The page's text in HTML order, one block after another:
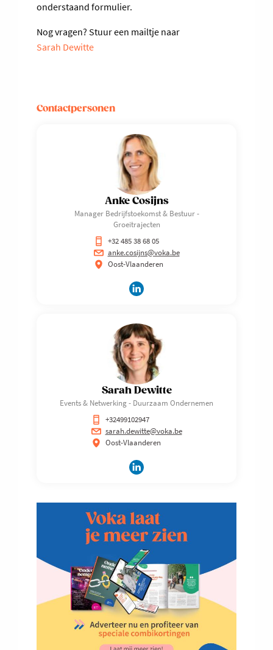
onderstaand formulier.
Nog vragen? Stuur een mailtje naar
Sarah Dewitte
Contactpersonen
Anke Cosijns
Manager Bedrijfstoekomst & Bestuur -
Groeitrajecten
+32 485 38 68 05
anke.cosijns@voka.be
Oost-Vlaanderen
Sarah Dewitte
Events & Netwerking - Duurzaam Ondernemen
+32499102947
sarah.dewitte@voka.be
Oost-Vlaanderen